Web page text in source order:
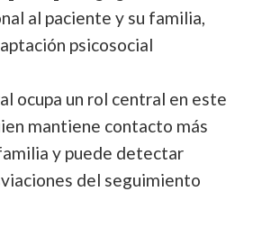
al paciente y su familia,
psicosocial
ocupa un rol central en este
mantiene contacto más
y puede detectar
del seguimiento